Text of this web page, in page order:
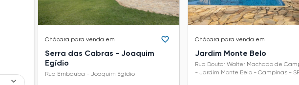
Chácara para venda em
Serra das Cabras - Joaquim
Egídio
Rua Embauba - Joaquim Egídio
Chácara para venda em
Jardim Monte Belo
Rua Doutor Walter Machado de
- Jardim Monte Belo - Campinas -